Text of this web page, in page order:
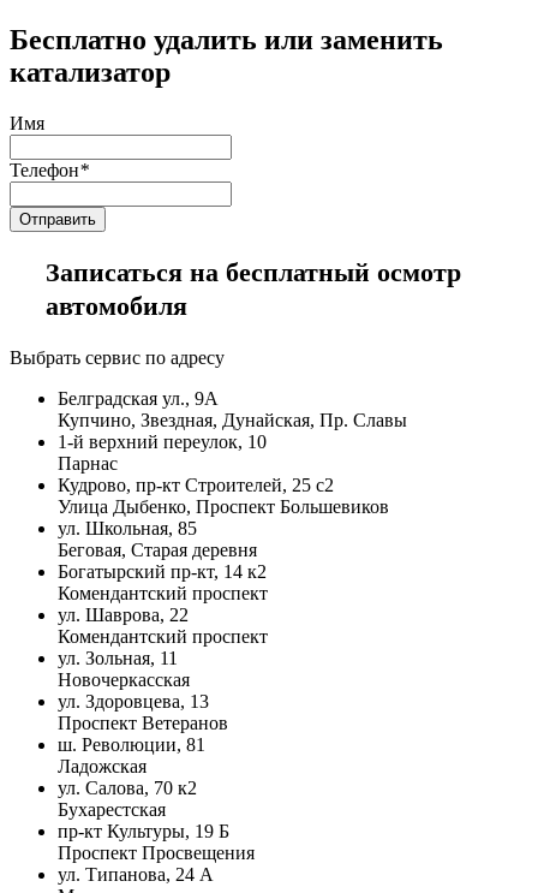
Бесплатно удалить или заменить
катализатор
Имя
Телефон*
Записаться на бесплатный осмотр
автомобиля
Выбрать сервис по адресу
Белградская ул., 9А
Купчино, Звездная, Дунайская, Пр. Славы
1-й верхний переулок, 10
Парнас
Кудрово, пр-кт Строителей, 25 с2
Улица Дыбенко, Проспект Большевиков
ул. Школьная, 85
Беговая, Старая деревня
Богатырский пр-кт, 14 к2
Комендантский проспект
ул. Шаврова, 22
Комендантский проспект
ул. Зольная, 11
Новочеркасская
ул. Здоровцева, 13
Проспект Ветеранов
ш. Революции, 81
Ладожская
ул. Салова, 70 к2
Бухарестская
пр-кт Культуры, 19 Б
Проспект Просвещения
ул. Типанова, 24 А